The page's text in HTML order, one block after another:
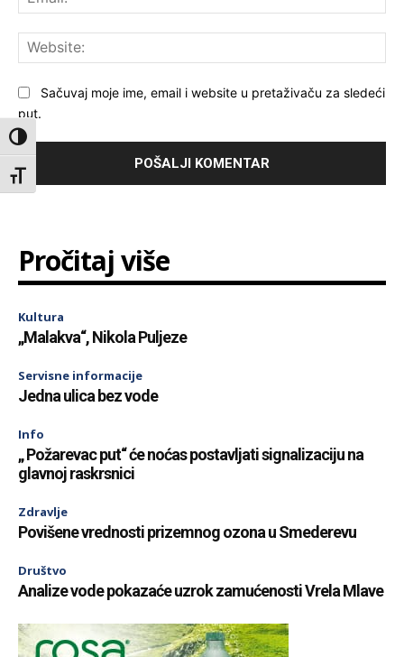
Toggle High Contrast
Toggle Font size
Sačuvaj moje ime, email i website u pretaživaču za sledeći
put.
Pročitaj više
Kultura
„Malakva“, Nikola Puljeze
Servisne informacije
Jedna ulica bez vode
Info
„ Požarevac put“ će noćas postavljati signalizaciju na
glavnoj raskrsnici
Zdravlje
Povišene vrednosti prizemnog ozona u Smederevu
Društvo
Analize vode pokazaće uzrok zamućenosti Vrela Mlave